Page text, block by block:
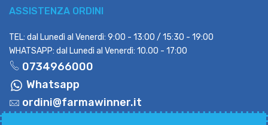
ASSISTENZA ORDINI
TEL: dal Lunedì al Venerdì: 9:00 - 13:00 / 15:30 - 19:00
WHATSAPP: dal Lunedì al Venerdì: 10.00 - 17:00
0734966000
Whatsapp
ordini@farmawinner.it